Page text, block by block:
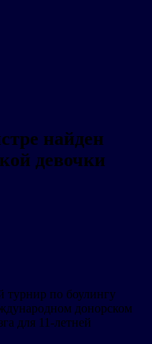
найден
девочки
турнир по боулингу
донорском
для 11-летней